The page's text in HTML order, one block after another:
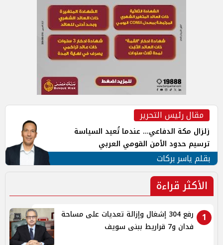
مقال رئيس التحرير
زلزال مكة الدفاعي... عندما تُعيد السياسة
ترسيم حدود الأمن القومي العربي
بقلم ياسر بركات
الأكثر قراءة
1
رفع 304 إشغال وإزالة تعديات على مساحة
فدان و7 قراريط ببنى سويف